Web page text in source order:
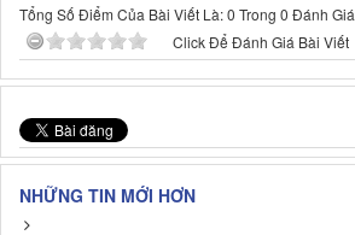
Tổng Số Điểm Của Bài Viết Là: 0 Trong 0 Đánh Giá
Click Để Đánh Giá Bài Viết
NHỮNG TIN MỚI HƠN